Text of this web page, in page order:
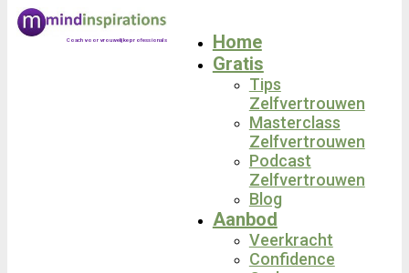
Coach voor vrouwelijke professionals
Home
Gratis
Tips
Zelfvertrouwen
Masterclass
Zelfvertrouwen
Podcast
Zelfvertrouwen
Blog
Aanbod
Veerkracht
Confidence